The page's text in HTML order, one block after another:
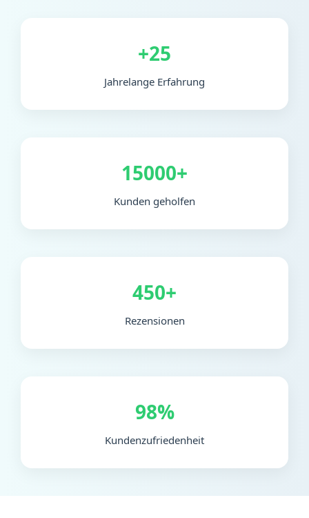
+25
Jahrelange Erfahrung
15000+
Kunden geholfen
450+
Rezensionen
98%
Kundenzufriedenheit